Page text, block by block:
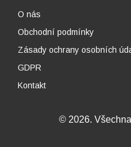
O nás
Obchodní podmínky
Zásady ochrany osobních
GDPR
Kontakt
© 2026.